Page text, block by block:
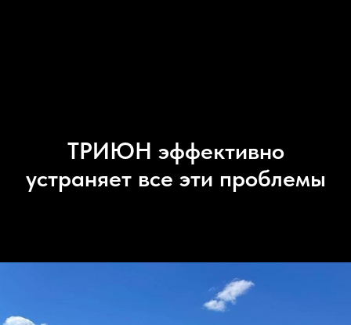
ТРИЮН эффективно
устраняет все эти проблемы